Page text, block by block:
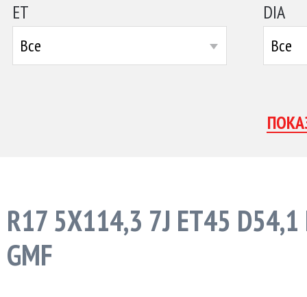
ET
Все
DIA
Все
R17 5X114,3 7J ET45 D54,1
GMF